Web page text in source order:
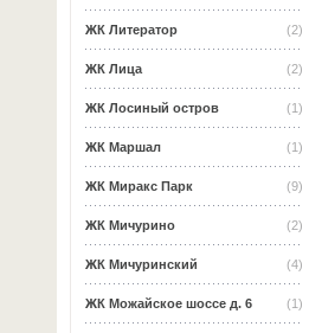
(2)
ЖК Литератор
(2)
ЖК Лица
(1)
ЖК Лосиный остров
(1)
ЖК Маршал
(9)
ЖК Миракс Парк
(2)
ЖК Мичурино
(4)
ЖК Мичуринский
(1)
ЖК Можайское шоссе д. 6